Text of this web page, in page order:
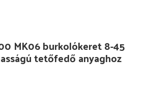
MK06 burkolókeret 8-45
tetőfedő anyaghoz